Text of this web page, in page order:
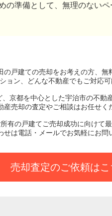
の準備として、無理のない
の戸建ての売却をお考えの方、無
ョン、どんな不動産でもご対応
京都を中心とした宇治市の不動
売却の査定やご相談はお任せく
有の戸建てご売却成功に向けて
せは電話・メールでお気軽にお問
売却査定のご依頼はこ